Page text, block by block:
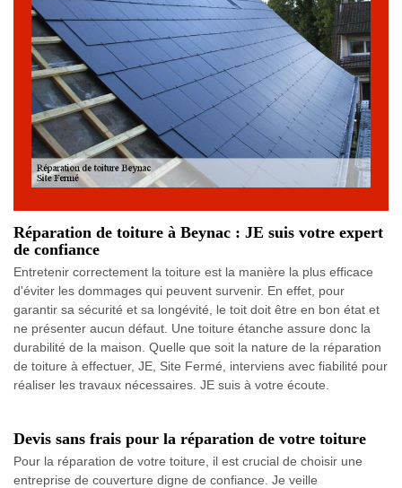
Réparation de toiture à Beynac : JE suis votre expert
de confiance
Entretenir correctement la toiture est la manière la plus efficace
d'éviter les dommages qui peuvent survenir. En effet, pour
garantir sa sécurité et sa longévité, le toit doit être en bon état et
ne présenter aucun défaut. Une toiture étanche assure donc la
durabilité de la maison. Quelle que soit la nature de la réparation
de toiture à effectuer, JE, Site Fermé, interviens avec fiabilité pour
réaliser les travaux nécessaires. JE suis à votre écoute.
Devis sans frais pour la réparation de votre toiture
Pour la réparation de votre toiture, il est crucial de choisir une
entreprise de couverture digne de confiance. Je veille